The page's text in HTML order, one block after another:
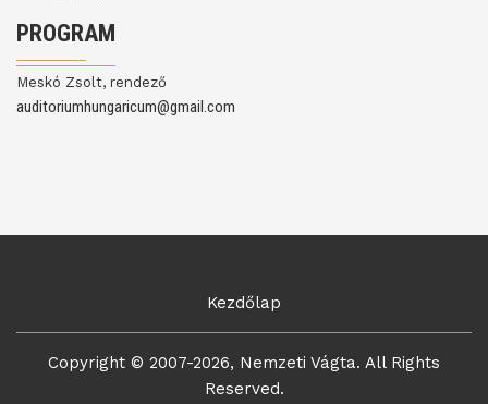
PROGRAM
Meskó Zsolt, rendező
auditoriumhungaricum@gmail.com
Kezdőlap
Copyright © 2007-2026, Nemzeti Vágta. All Rights
Reserved.